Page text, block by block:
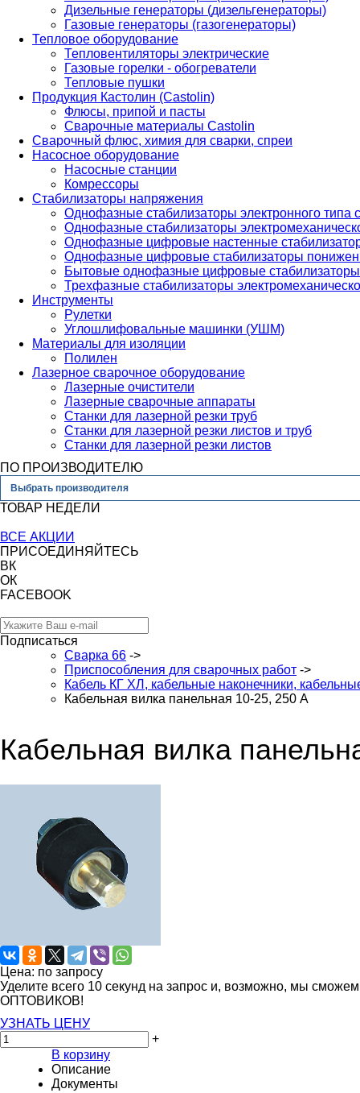
Дизельные генераторы (дизельгенераторы)
Газовые генераторы (газогенераторы)
Тепловое оборудование
Тепловентиляторы электрические
Газовые горелки - обогреватели
Тепловые пушки
Продукция Кастолин (Castolin)
Флюсы, припой и пасты
Сварочные материалы Castolin
Сварочный флюс, химия для сварки, спреи
Насосное оборудование
Насосные станции
Комрессоры
Стабилизаторы напряжения
Однофазные стабилизаторы электронного
Однофазные стабилизаторы
Однофазные цифровые настенные
Однофазные цифровые стабилизаторы
Бытовые однофазные цифровые стабилизаторы
Трехфазные стабилизаторы
Инструменты
Рулетки
Углошлифовальные машинки (УШМ)
Материалы для изоляции
Полилен
Лазерное сварочное оборудование
Лазерные очистители
Лазерные сварочные аппараты
Станки для лазерной резки труб
Станки для лазерной резки листов и труб
Станки для лазерной резки листов
ПО ПРОИЗВОДИТЕЛЮ
Выбрать производителя
ТОВАР НЕДЕЛИ
ВСЕ АКЦИИ
ПРИСОЕДИНЯЙТЕСЬ
ВК
ОК
FACEBOOK
Подписаться
Сварка 66 ->
Приспособления для сварочных работ ->
Кабель КГ ХЛ, кабельные наконечники,
Кабельная вилка панельная 10-25, 250 А
Кабельная вилка
Цена: по запросу
Уделите всего 10 секунд на запрос и, возможно, мы
ОПТОВИКОВ!
УЗНАТЬ ЦЕНУ
+
В корзину
Описание
Документы